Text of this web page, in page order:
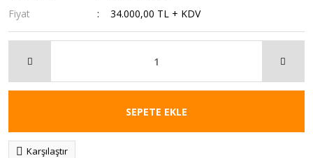
Fiyat
34.000,00 TL + KDV
SEPETE EKLE
Karşılaştır